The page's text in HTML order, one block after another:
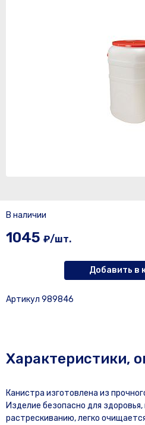
В наличии
1045 ₽/шт.
Добавить в
Артикул 989846
Характеристики,
Канистра изготовлена из
Изделие безопасно для
растрескиванию, легко